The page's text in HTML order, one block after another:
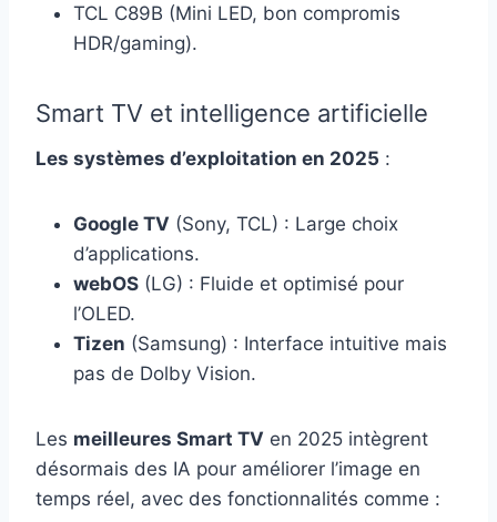
TCL C89B (Mini LED, bon compromis
HDR/gaming).
Smart TV et intelligence artificielle
Les systèmes d’exploitation en 2025 :
Google TV (Sony, TCL) : Large choix
d’applications.
webOS (LG) : Fluide et optimisé pour
l’OLED.
Tizen (Samsung) : Interface intuitive mais
pas de Dolby Vision.
Les meilleures Smart TV en 2025 intègrent
désormais des IA pour améliorer l’image en
temps réel, avec des fonctionnalités comme :